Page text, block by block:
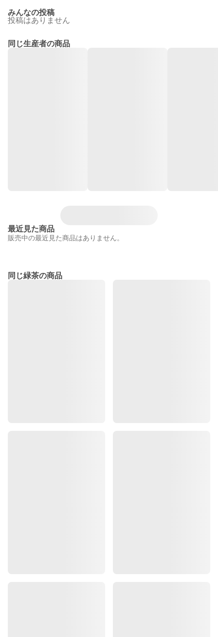
みんなの投稿
投稿はありません
同じ生産者の商品
最近見た商品
販売中の最近見た商品はありません。
同じ緑茶の商品